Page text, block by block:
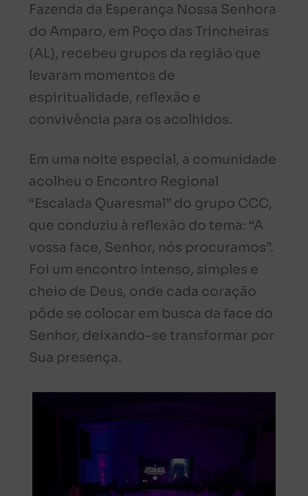
Fazenda da Esperança Nossa Senhora
do Amparo, em Poço das Trincheiras
(AL), recebeu grupos da região que
levaram momentos de
espiritualidade, reflexão e
convivência para os acolhidos.
Em uma noite especial, a comunidade
acolheu o Encontro Regional
“Escalada Quaresmal” do grupo CCC,
que conduziu à reflexão do tema: “A
vossa face, Senhor, nós procuramos”.
Foi um encontro intenso, simples e
cheio de Deus, onde cada coração
pôde se colocar em busca da face do
Senhor, deixando-se transformar por
Sua presença.